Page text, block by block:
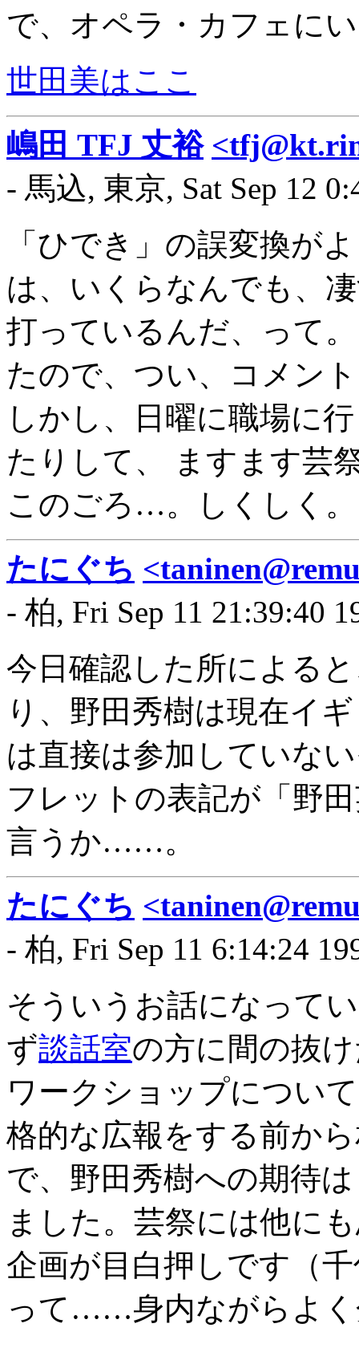
で、オペラ・カフェに
世田美はここ
嶋田 TFJ 丈裕
- 馬込, 東京, Sat Sep 12
「ひでき」の誤変換が
は、いくらなんでも、
打っているんだ、って
たので、つい、コメン
しかし、日曜に職場に
たりして、 ますます芸
このごろ…。しくしく。
たにぐち
- 柏, Fri Sep 11 21:39:40
今日確認した所による
り、野田秀樹は現在イ
は直接は参加していな
フレットの表記が「野
言うか……。
たにぐち
- 柏, Fri Sep 11 6:14:24
そういうお話になって
ず談話室の方に間の抜
ワークショップについ
格的な広報をする前か
で、野田秀樹への期待
ました。芸祭には他に
企画が目白押しです（
って……身内ながらよく